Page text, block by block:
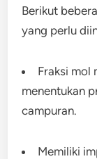
Berikut
yang perlu
Fraksi mol
menentukan
campuran.
Memiliki